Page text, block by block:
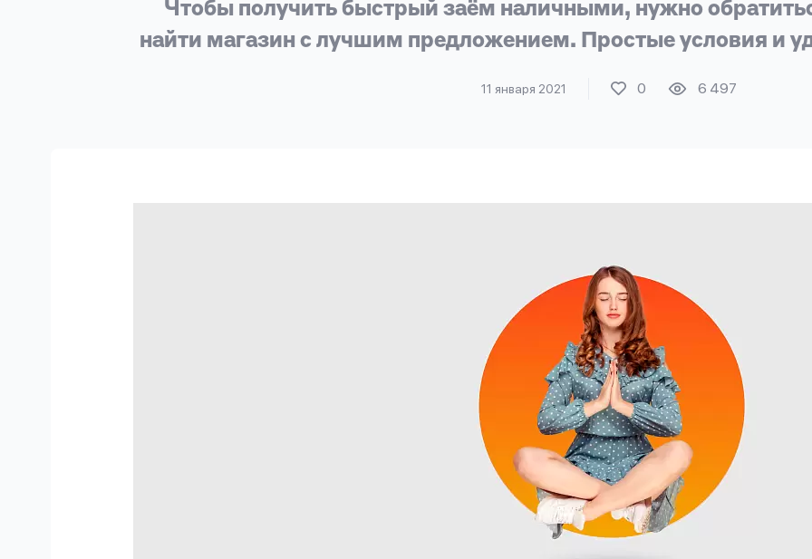
Чтобы получить быстрый заём наличными, нужно
найти магазин с лучшим предложением. Простые условия и
11 января 2021 0 6 497